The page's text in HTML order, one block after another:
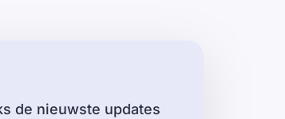
de nieuwste updates